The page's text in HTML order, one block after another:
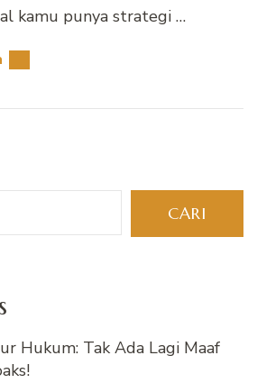
kamu punya strategi …
CARI
Hukum: Tak Ada Lagi Maaf